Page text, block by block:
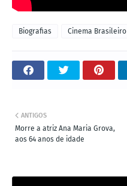
Biografias Cinema Brasileiro
ANTIGOS
Morre a atriz Ana Maria Grova,
aos 64 anos de idade